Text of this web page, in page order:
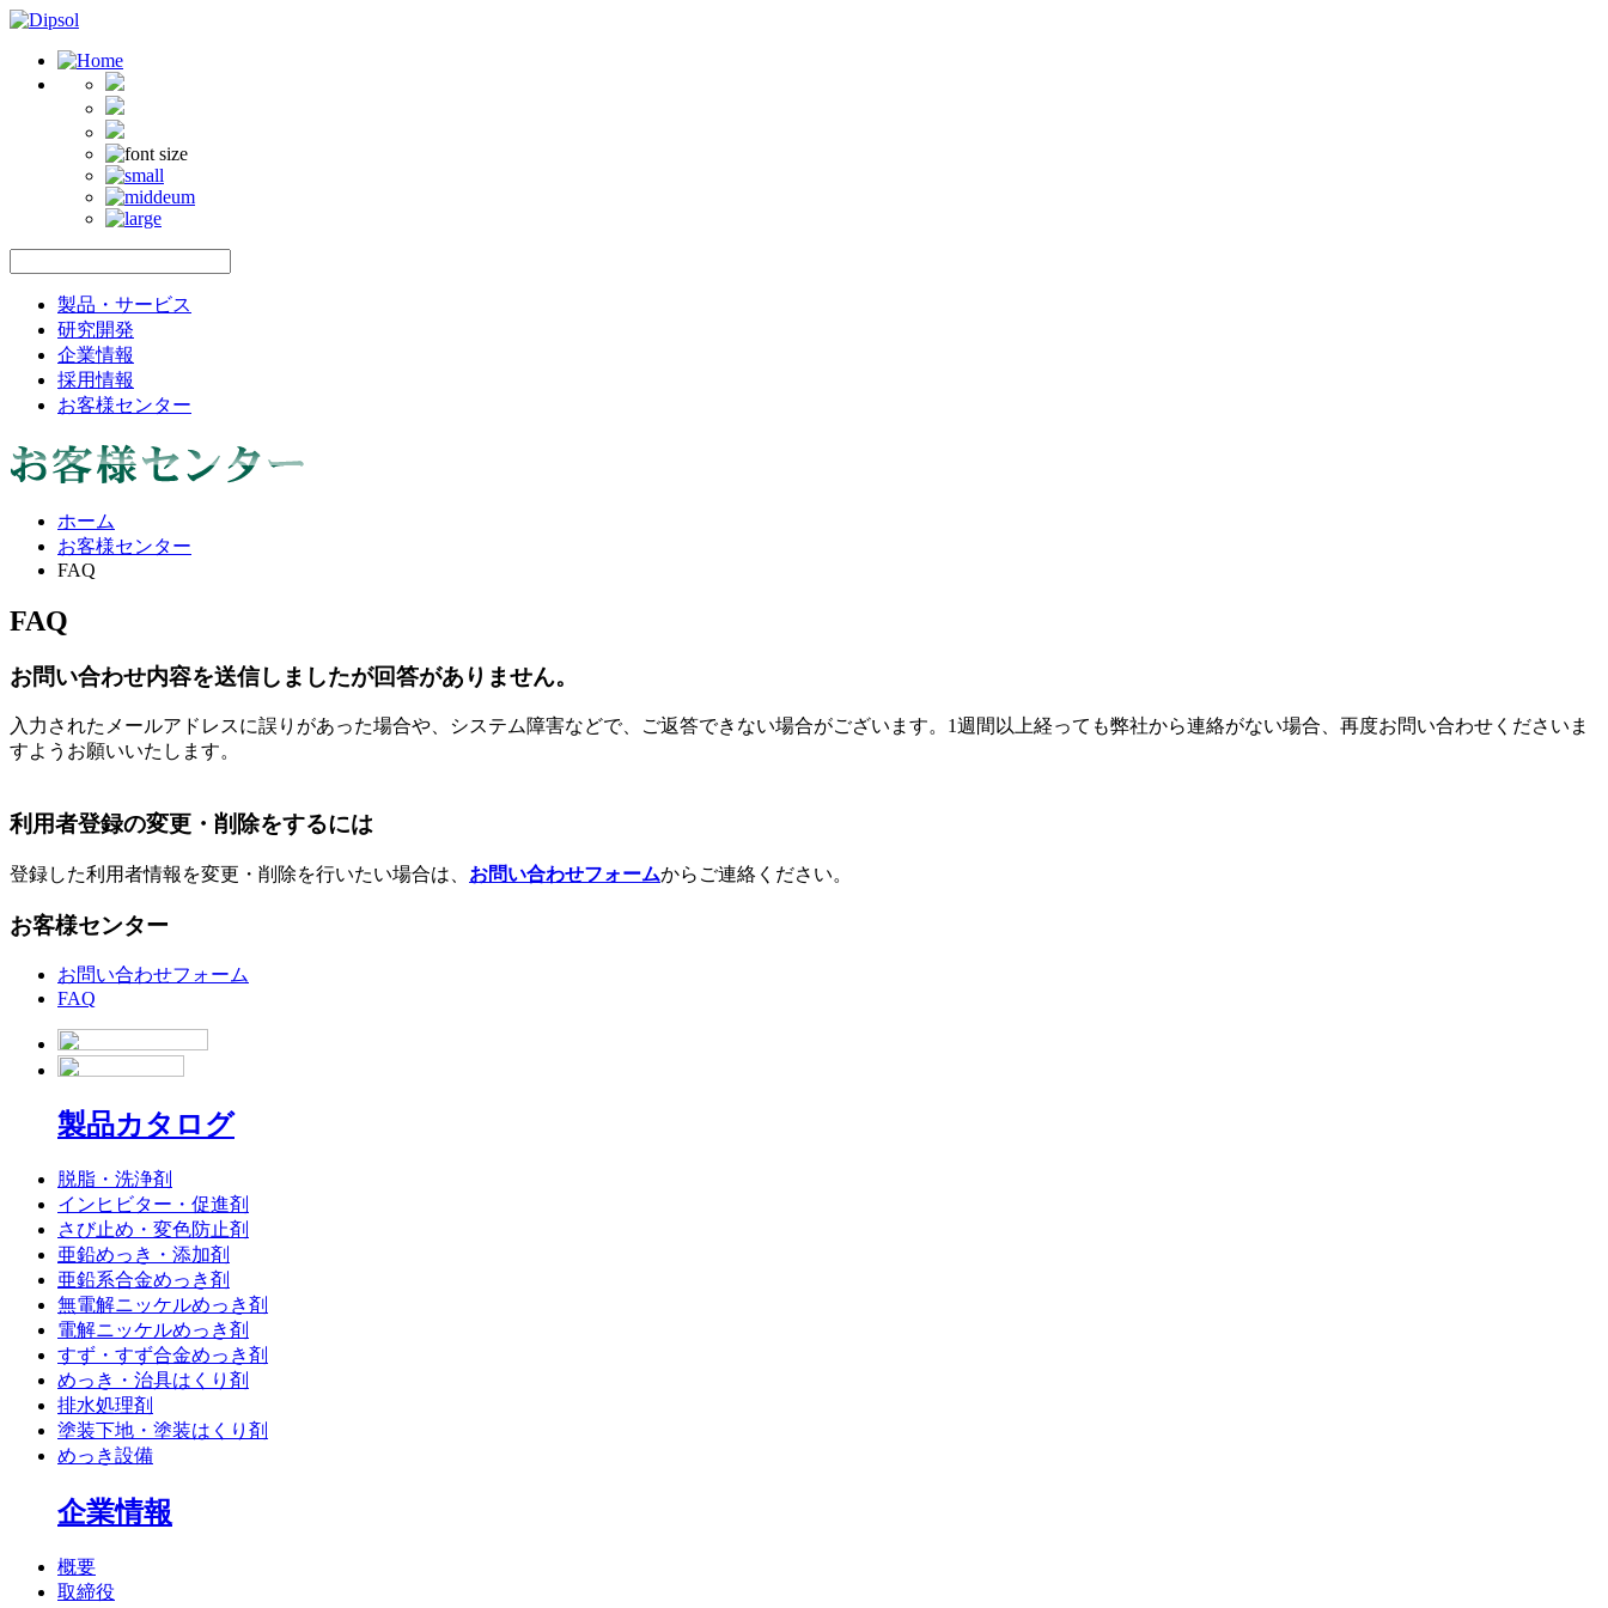
製品・サービス
研究開発
企業情報
採用情報
お客様センター
ホーム
お客様センター
FAQ
FAQ
お問い合わせ内容を送信しましたが回答がありません。
入力されたメールアドレスに誤りがあった場合や、システム障害などで、ご返答できない場合がございます。1週間以上経っても弊社から連絡がない場合、再度お問い合わせくださいま
すようお願いいたします。
利用者登録の変更・削除をするには
登録した利用者情報を変更・削除を行いたい場合は、 お問い合わせフォームからご連絡ください。
お客様センター
お問い合わせフォーム
FAQ
製品カタログ
脱脂・洗浄剤
インヒビター・促進剤
さび止め・変色防止剤
亜鉛めっき・添加剤
亜鉛系合金めっき剤
無電解ニッケルめっき剤
電解ニッケルめっき剤
すず・すず合金めっき剤
めっき・治具はくり剤
排水処理剤
塗装下地・塗装はくり剤
めっき設備
企業情報
概要
取締役